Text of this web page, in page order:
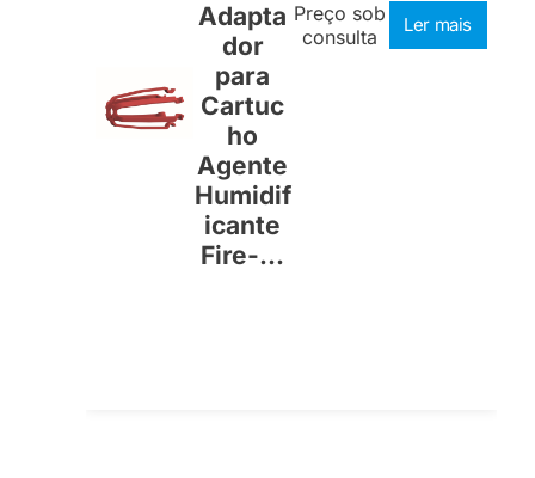
Adapta
dor
para
Cartuc
ho
Agente
Humidif
icante
Fire-...
Preço sob
consulta
Ler mais